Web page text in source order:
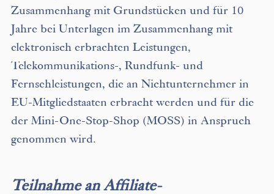
Zusammenhang mit Grundstücken und für 10
Jahre bei Unterlagen im Zusammenhang mit
elektronisch erbrachten Leistungen,
Telekommunikations-, Rundfunk- und
Fernsehleistungen, die an Nichtunternehmer in
EU-Mitgliedstaaten erbracht werden und für die
der Mini-One-Stop-Shop (MOSS) in Anspruch
genommen wird.
Teilnahme an Affiliate-